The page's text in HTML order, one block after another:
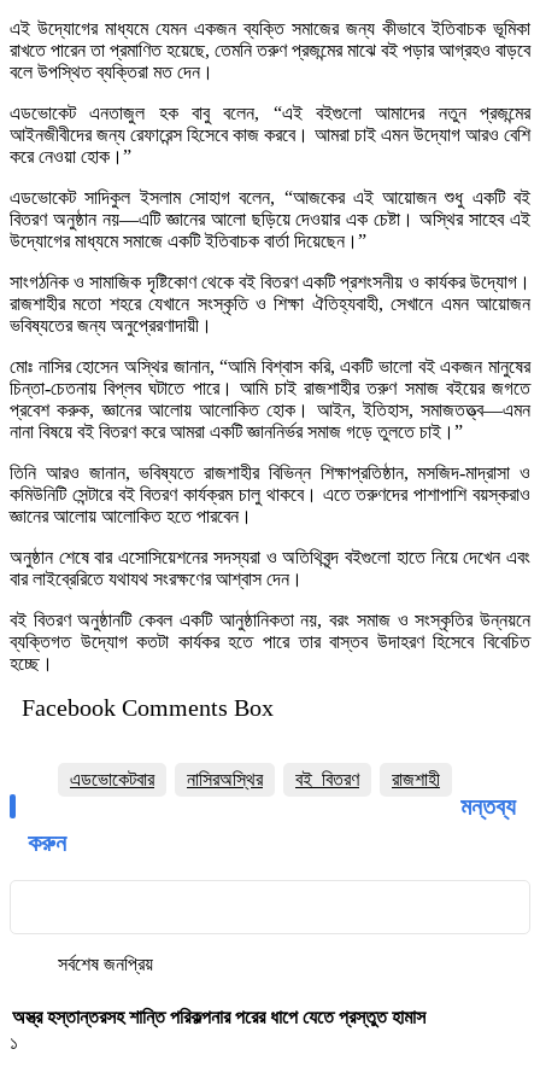
এই উদ্যোগের মাধ্যমে যেমন একজন ব্যক্তি সমাজের জন্য কীভাবে ইতিবাচক ভূমিকা
রাখতে পারেন তা প্রমাণিত হয়েছে, তেমনি তরুণ প্রজন্মের মাঝে বই পড়ার আগ্রহও বাড়বে
বলে উপস্থিত ব্যক্তিরা মত দেন।
এডভোকেট এনতাজুল হক বাবু বলেন, “এই বইগুলো আমাদের নতুন প্রজন্মের
আইনজীবীদের জন্য রেফারেন্স হিসেবে কাজ করবে। আমরা চাই এমন উদ্যোগ আরও বেশি
করে নেওয়া হোক।”
এডভোকেট সাদিকুল ইসলাম সোহাগ বলেন, “আজকের এই আয়োজন শুধু একটি বই
বিতরণ অনুষ্ঠান নয়—এটি জ্ঞানের আলো ছড়িয়ে দেওয়ার এক চেষ্টা। অস্থির সাহেব এই
উদ্যোগের মাধ্যমে সমাজে একটি ইতিবাচক বার্তা দিয়েছেন।”
সাংগঠনিক ও সামাজিক দৃষ্টিকোণ থেকে বই বিতরণ একটি প্রশংসনীয় ও কার্যকর উদ্যোগ।
রাজশাহীর মতো শহরে যেখানে সংস্কৃতি ও শিক্ষা ঐতিহ্যবাহী, সেখানে এমন আয়োজন
ভবিষ্যতের জন্য অনুপ্রেরণাদায়ী।
মোঃ নাসির হোসেন অস্থির জানান, “আমি বিশ্বাস করি, একটি ভালো বই একজন মানুষের
চিন্তা-চেতনায় বিপ্লব ঘটাতে পারে। আমি চাই রাজশাহীর তরুণ সমাজ বইয়ের জগতে
প্রবেশ করুক, জ্ঞানের আলোয় আলোকিত হোক। আইন, ইতিহাস, সমাজতত্ত্ব—এমন
নানা বিষয়ে বই বিতরণ করে আমরা একটি জ্ঞাননির্ভর সমাজ গড়ে তুলতে চাই।”
তিনি আরও জানান, ভবিষ্যতে রাজশাহীর বিভিন্ন শিক্ষাপ্রতিষ্ঠান, মসজিদ-মাদ্রাসা ও
কমিউনিটি সেন্টারে বই বিতরণ কার্যক্রম চালু থাকবে। এতে তরুণদের পাশাপাশি বয়স্করাও
জ্ঞানের আলোয় আলোকিত হতে পারবেন।
অনুষ্ঠান শেষে বার এসোসিয়েশনের সদস্যরা ও অতিথিবৃন্দ বইগুলো হাতে নিয়ে দেখেন এবং
বার লাইব্রেরিতে যথাযথ সংরক্ষণের আশ্বাস দেন।
বই বিতরণ অনুষ্ঠানটি কেবল একটি আনুষ্ঠানিকতা নয়, বরং সমাজ ও সংস্কৃতির উন্নয়নে
ব্যক্তিগত উদ্যোগ কতটা কার্যকর হতে পারে তার বাস্তব উদাহরণ হিসেবে বিবেচিত
হচ্ছে।
Facebook Comments Box
এডভোকেটবার নাসিরঅস্থির বই_বিতরণ রাজশাহী
মন্তব্য
করুন
সর্বশেষ জনপ্রিয়
অস্ত্র হস্তান্তরসহ শান্তি পরিকল্পনার পরের ধাপে যেতে প্রস্তুত হামাস
১